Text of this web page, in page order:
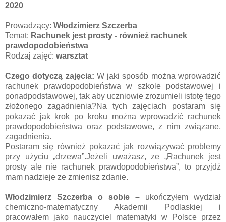
2020
Prowadzący: Włodzimierz Szczerba
Temat: Rachunek jest prosty - również rachunek
prawdopodobieństwa
Rodzaj zajęć: warsztat
Czego dotyczą zajęcia: W jaki sposób można wprowadzić
rachunek prawdopodobieństwa w szkole podstawowej i
ponadpodstawowej, tak aby uczniowie zrozumieli istotę tego
złożonego zagadnienia?Na tych zajęciach postaram się
pokazać jak krok po kroku można wprowadzić rachunek
prawdopodobieństwa oraz podstawowe, z nim związane,
zagadnienia.
Postaram się również pokazać jak rozwiązywać problemy
przy użyciu „drzewa”.Jeżeli uważasz, ze „Rachunek jest
prosty ale nie rachunek prawdopodobieństwa”, to przyjdź
mam nadzieje ze zmienisz zdanie.
Włodzimierz Szczerba o sobie – ukończyłem wydział
chemiczno-matematyczny Akademii Podlaskiej i
pracowałem jako nauczyciel matematyki w Polsce przez